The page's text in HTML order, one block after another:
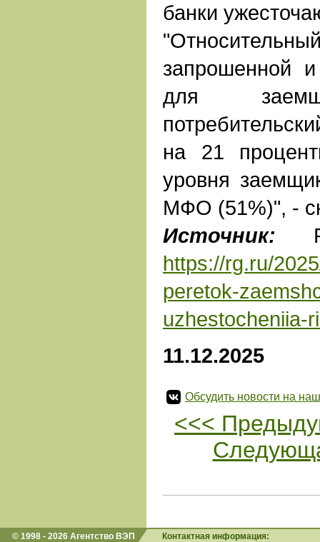
банки
запрошенной
для
на 21
уровня
МФО (51%)", -
Источник:
https://rg.ru/
peretok-
uzhestocheniia-
11.12.2025
Обсудить новости на
<<<
© 1998 - 2026 Агентство ВЭП Контактная информация: